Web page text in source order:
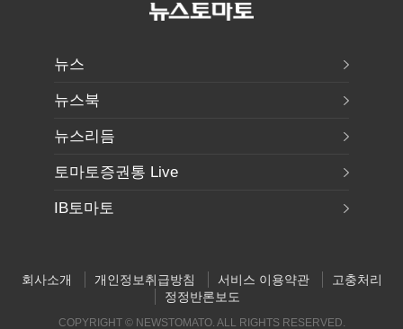
뉴스
뉴스북
뉴스리듬
토마토증권통 Live
IB토마토
회사소개 개인정보취급방침 서비스 이용약관
고충처리
정정반론보도
COPYRIGHT © NEWSTOMATO. ALL RIGHTS RESERVED.